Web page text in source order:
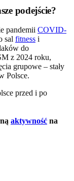
podejście?
pandemii COVID-
sal fitness i
do
z 2024 roku,
grupowe – stały
Polsce.
przed i po
aktywność na